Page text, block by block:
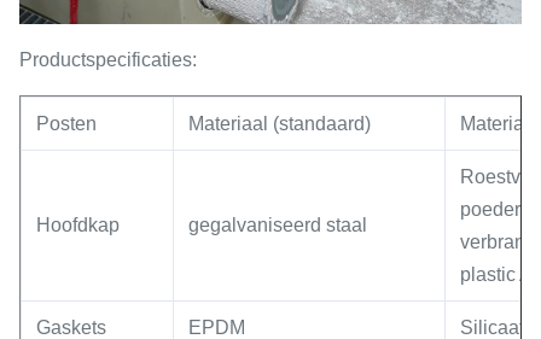
Productspecificaties:
Posten Materiaal (standaard)
Hoofdkap gegalvaniseerd staal
Roestvrij
plastic
Gaskets EPDM Silicaat